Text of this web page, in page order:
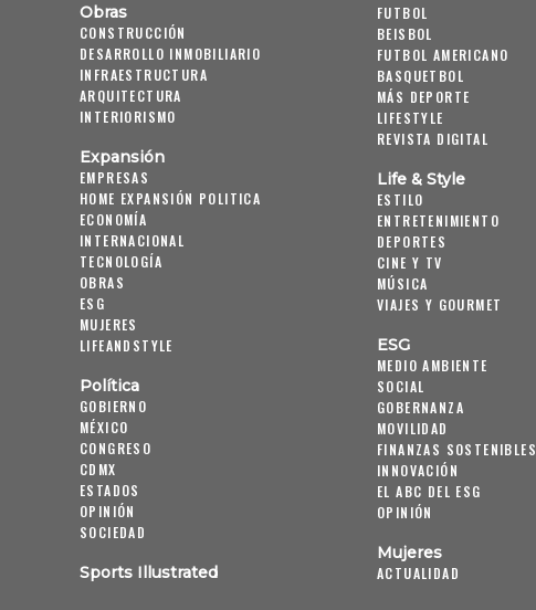
Obras
CONSTRUCCIÓN
DESARROLLO INMOBILIARIO
INFRAESTRUCTURA
ARQUITECTURA
INTERIORISMO
Expansión
EMPRESAS
HOME EXPANSIÓN POLITICA
ECONOMÍA
INTERNACIONAL
TECNOLOGÍA
OBRAS
ESG
MUJERES
LIFEANDSTYLE
Política
GOBIERNO
MÉXICO
CONGRESO
CDMX
ESTADOS
OPINIÓN
SOCIEDAD
Sports Illustrated
FUTBOL
BEISBOL
FUTBOL AMERICANO
BASQUETBOL
MÁS DEPORTE
LIFESTYLE
REVISTA DIGITAL
Life & Style
ESTILO
ENTRETENIMIENTO
DEPORTES
CINE Y TV
MÚSICA
VIAJES Y GOURMET
ESG
MEDIO AMBIENTE
SOCIAL
GOBERNANZA
MOVILIDAD
FINANZAS SOSTENIBLES
INNOVACIÓN
EL ABC DEL ESG
OPINIÓN
Mujeres
ACTUALIDAD